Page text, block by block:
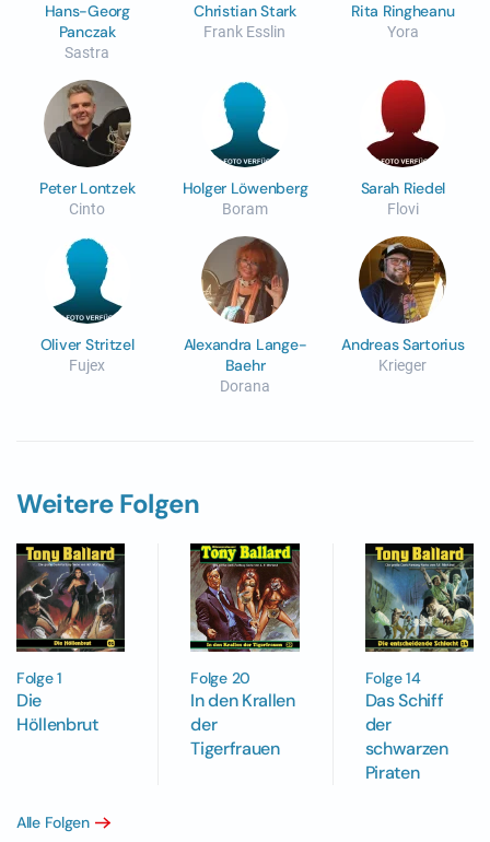
Hans-Georg
Panczak
Sastra
Christian Stark
Frank Esslin
Rita Ringheanu
Yora
Peter Lontzek
Cinto
Holger Löwenberg
Boram
Sarah Riedel
Flovi
Oliver Stritzel
Fujex
Alexandra Lange-
Baehr
Dorana
Andreas Sartorius
Krieger
Weitere Folgen
Folge 1
Die
Höllenbrut
Folge 20
In den Krallen
der
Tigerfrauen
Folge 14
Das Schiff
der
schwarzen
Piraten
Alle Folgen